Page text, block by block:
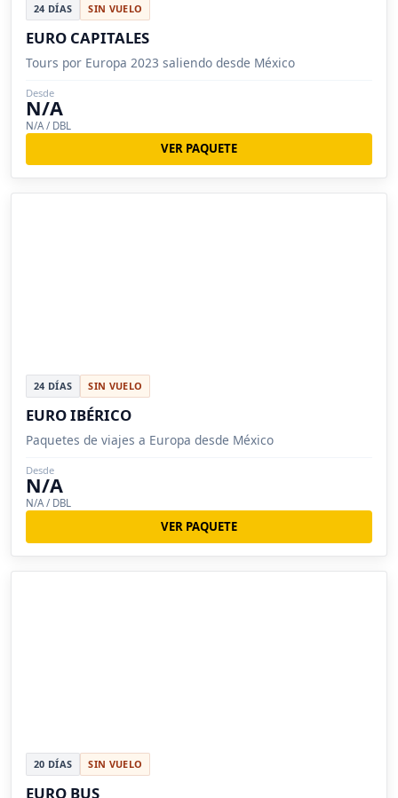
24 DÍAS SIN VUELO
EURO CAPITALES
Tours por Europa 2023 saliendo desde México
Desde
N/A
N/A / DBL
VER PAQUETE
24 DÍAS SIN VUELO
EURO IBÉRICO
Paquetes de viajes a Europa desde México
Desde
N/A
N/A / DBL
VER PAQUETE
20 DÍAS SIN VUELO
EURO BUS